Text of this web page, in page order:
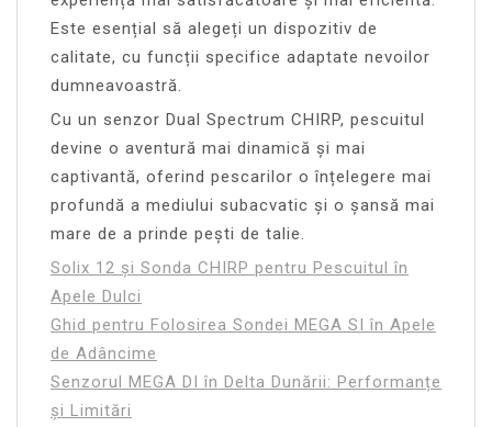
Este esențial să alegeți un dispozitiv de
calitate, cu funcții specifice adaptate nevoilor
dumneavoastră.
Cu un senzor Dual Spectrum CHIRP, pescuitul
devine o aventură mai dinamică și mai
captivantă, oferind pescarilor o înțelegere mai
profundă a mediului subacvatic și o șansă mai
mare de a prinde pești de talie.
Solix 12 și Sonda CHIRP pentru Pescuitul în
Apele Dulci
Ghid pentru Folosirea Sondei MEGA SI în Apele
de Adâncime
Senzorul MEGA DI în Delta Dunării: Performanțe
și Limitări